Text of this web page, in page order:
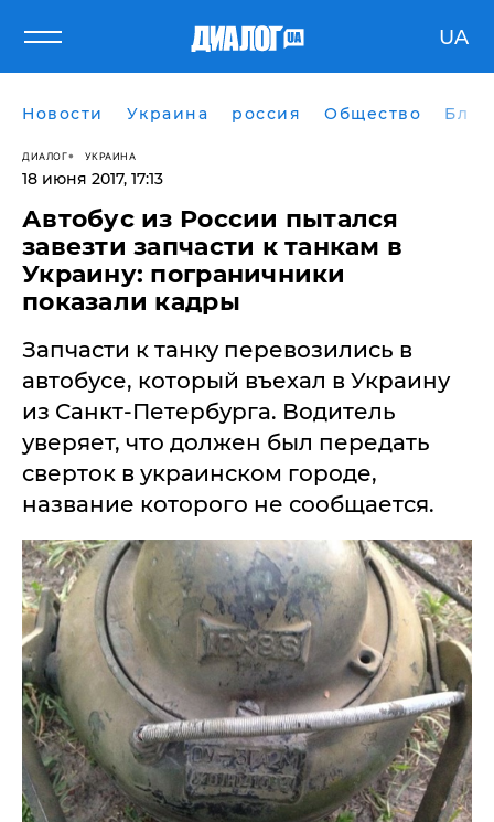
UA
Новости Украина россия Общество
ДИАЛОГ УКРАИНА
18 июня 2017, 17:13
Автобус из России пытался
завезти запчасти к танкам в
Украину: пограничники
показали кадры
Запчасти к танку перевозились в
автобусе, который въехал в Украину
из Санкт-Петербурга. Водитель
уверяет, что должен был передать
сверток в украинском городе,
название которого не сообщается.